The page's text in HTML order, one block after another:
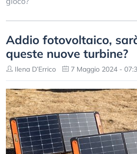
Addio fotovoltaico,
queste nuove turbine?
Ilena D’Errico 7 Maggio 2024 -